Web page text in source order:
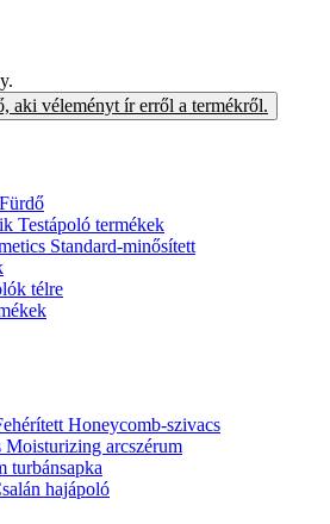
aki véleményt ír erről a termékről.
Testápoló termékek
Standard-minősített
télre
Honeycomb-szivacs
arcszérum
turbánsapka
hajápoló